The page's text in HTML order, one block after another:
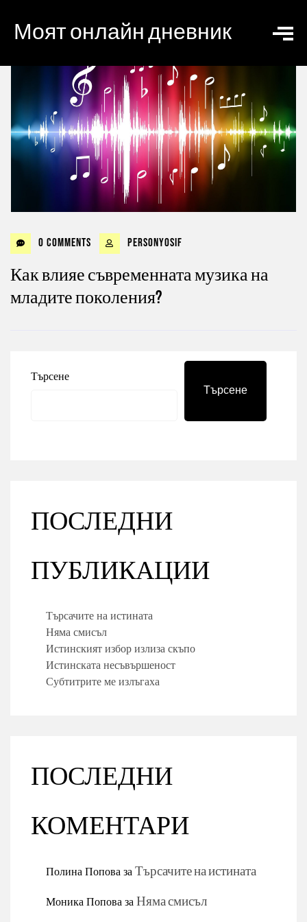
Моят онлайн дневник
0 Comments personyosif
Как влияе съвременната музика на
младите поколения?
Търсене
Търсене
ПОСЛЕДНИ
ПУБЛИКАЦИИ
Търсачите на истината
Няма смисъл
Истинският избор излиза скъпо
Истинската несъвършеност
Субтитрите ме излъгаха
ПОСЛЕДНИ
КОМЕНТАРИ
Полина ПоповазаТърсачите на истината
Моника ПоповазаНяма смисъл